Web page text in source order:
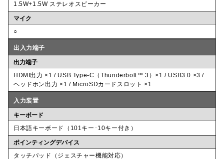
1.5W+1.5W ステレオスピーカー
マイク
○
出入力端子
出力端子
HDMI出力 ×1 / USB Type-C（Thunderbolt™ 3）×1 / USB3.0 ×3 /
ヘッドホン出力 ×1 / MicroSDカードスロット ×1
入力装置
キーボード
日本語キーボード（101キー･10キー付き）
ポインティングデバイス
タッチパッド（ジェスチャー機能対応）